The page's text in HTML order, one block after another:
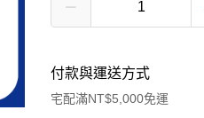
付款與運送方式
宅配滿NT$5,000免運